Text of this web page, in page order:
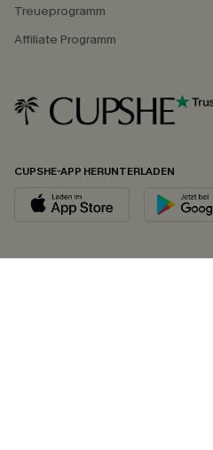
Treueprogramm
Affiliate Programm
CUPSHE-APP HERUNTERLADEN